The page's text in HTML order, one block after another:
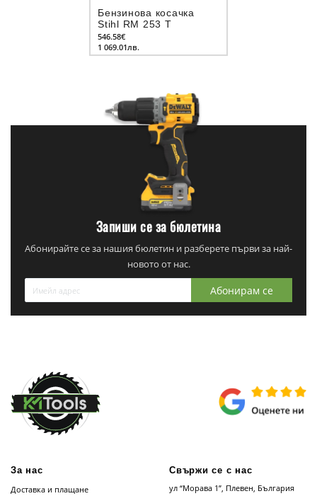
Бензинова косачка
Stihl RM 253 T
546.58€
1 069.01лв.
Запиши се за бюлетина
Абонирайте се за нашия бюлетин и разберете първи за най-
новото от нас.
Абонирам се
За нас
Доставка и плащане
Свържи се с нас
ул “Морава 1”, Плевен, България